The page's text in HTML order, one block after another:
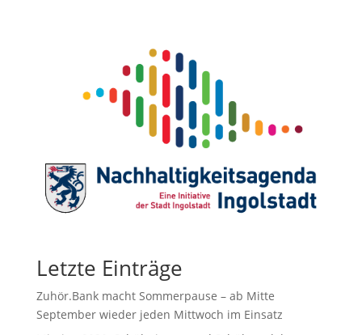
Letzte Einträge
Zuhör.Bank macht Sommerpause – ab Mitte
September wieder jeden Mittwoch im Einsatz